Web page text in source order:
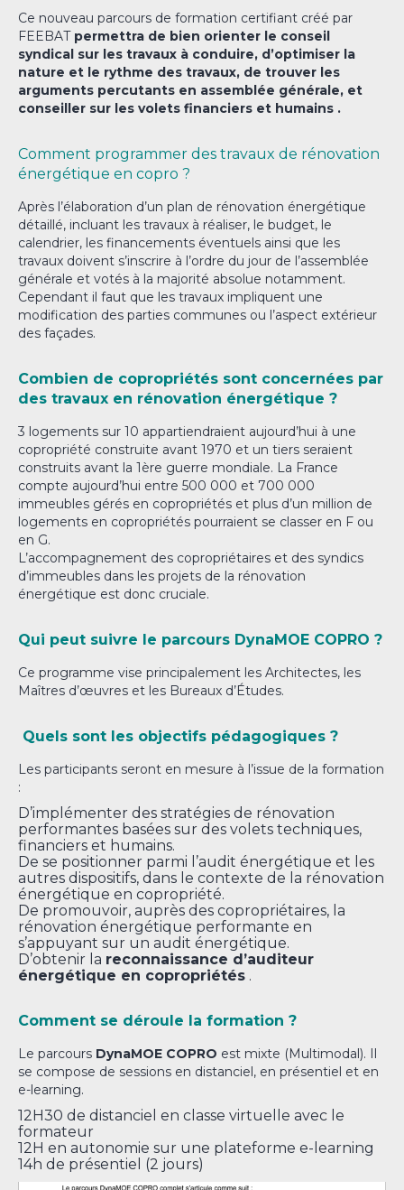
Ce nouveau parcours de formation certifiant créé par
FEEBAT permettra de bien orienter le conseil
syndical sur les travaux à conduire, d’optimiser la
nature et le rythme des travaux, de trouver les
arguments percutants en assemblée générale, et
conseiller sur les volets financiers et humains .
Comment programmer des travaux de rénovation
énergétique en copro ?
Après l’élaboration d’un plan de rénovation énergétique
détaillé, incluant les travaux à réaliser, le budget, le
calendrier, les financements éventuels ainsi que les
travaux doivent s’inscrire à l’ordre du jour de l’assemblée
générale et votés à la majorité absolue notamment.
Cependant il faut que les travaux impliquent une
modification des parties communes ou l’aspect extérieur
des façades.
Combien de copropriétés sont concernées par
des travaux en rénovation énergétique ?
3 logements sur 10 appartiendraient aujourd’hui à une
copropriété construite avant 1970 et un tiers seraient
construits avant la 1ère guerre mondiale. La France
compte aujourd’hui entre 500 000 et 700 000
immeubles gérés en copropriétés et plus d’un million de
logements en copropriétés pourraient se classer en F ou
en G.
L’accompagnement des copropriétaires et des syndics
d’immeubles dans les projets de la rénovation
énergétique est donc cruciale.
Qui peut suivre le parcours DynaMOE COPRO ?
Ce programme vise principalement les Architectes, les
Maîtres d’œuvres et les Bureaux d’Études.
Quels sont les objectifs pédagogiques ?
Les participants seront en mesure à l’issue de la formation
:
D’implémenter des stratégies de rénovation
performantes basées sur des volets techniques,
financiers et humains.
De se positionner parmi l’audit énergétique et les
autres dispositifs, dans le contexte de la rénovation
énergétique en copropriété.
De promouvoir, auprès des copropriétaires, la
rénovation énergétique performante en
s’appuyant sur un audit énergétique.
D’obtenir la reconnaissance d’auditeur
énergétique en copropriétés .
Comment se déroule la formation ?
Le parcours DynaMOE COPRO est mixte (Multimodal). Il
se compose de sessions en distanciel, en présentiel et en
e-learning.
12H30 de distanciel en classe virtuelle avec le
formateur
12H en autonomie sur une plateforme e-learning
14h de présentiel (2 jours)